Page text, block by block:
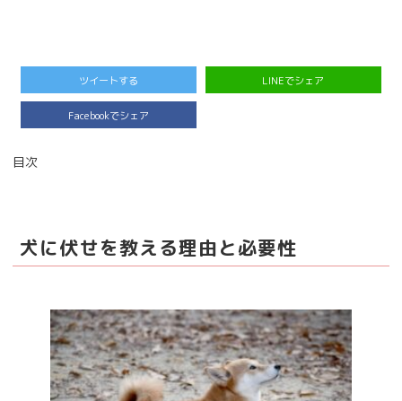
ツイートする LINEでシェア
Facebookでシェア
目次
犬に伏せを教える理由と必要性